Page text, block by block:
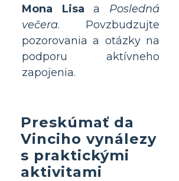
Mona Lisa a Posledná
večera. Povzbudzujte
pozorovania a otázky na
podporu aktívneho
zapojenia.
Preskúmať da
Vinciho vynálezy
s praktickými
aktivitami